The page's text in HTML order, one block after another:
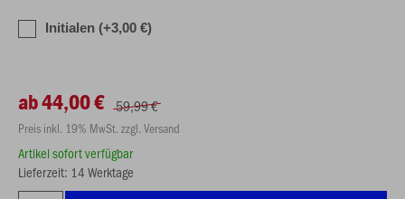
Initialen (+3,00 €)
ab 44,00 € 59,99 €
Preis inkl. 19% MwSt. zzgl. Versand
Artikel sofort verfügbar
Lieferzeit: 14 Werktage